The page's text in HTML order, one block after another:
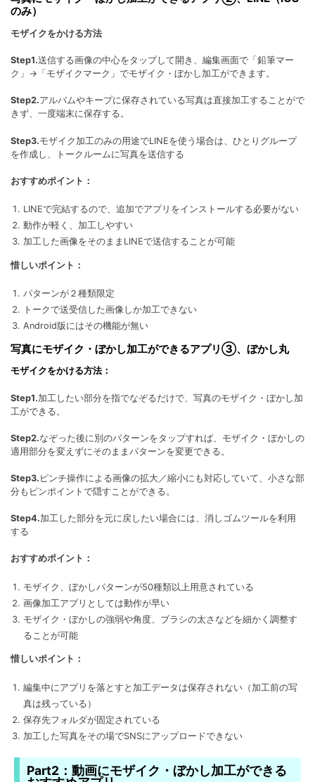
のみ）
モザイクをかける方法
Step1.送信する画像の中心をタップして開き、編集画面で「鉛筆マー
ク」→「モザイクマーク」でモザイク・ぼかし加工ができます。
Step2.アルバムやキープに保存されている写真は直接加工することがで
きず、一度端末に保存する。
Step3.モザイク加工のみの用途でLINEを使う場合は、ひとりグループ
を作成し、トークルームに写真を送信する
おすすめポイント：
LINEで完結するので、追加でアプリをインストールする必要がない
動作が軽く、加工しやすい
加工した画像をそのままLINEで送信することが可能
惜しいポイント：
パターンが２種類限定
トークで送受信した画像しか加工できない
Android版にはその機能が無い
写真にモザイク・ぼかし加工ができるアプリ③、ぼかし丸
モザイクをかける方法：
Step1.加工したい部分を指でなぞるだけで、写真のモザイク・ぼかし加
工ができる。
Step2.なぞった後に別のパターンをタップすれば、モザイク・ぼかしの
適用部分を変えずにそのままパターンを変更できる。
Step3. ピンチ操作による画像の拡大／縮小にも対応していて、小さな部
分もピンポイントで隠すことができる。
Step4.加工した部分を元に戻したい場合には、消しゴムツールを利用
する
おすすめポイント：
モザイク、ぼかしパターンが50種類以上用意されている
画像加工アプリとしては動作が早い
モザイク・ぼかしの強弱や角度、ブラシの太さなどを細かく調整す
ることが可能
惜しいポイント：
編集中にアプリを落とすと加工データは保存されない（加工前の写
真は残っている）
保存先フォルダが固定されている
加工した写真をその場でSNSにアップロードできない
Part2：動画にモザイク・ぼかし加工ができる